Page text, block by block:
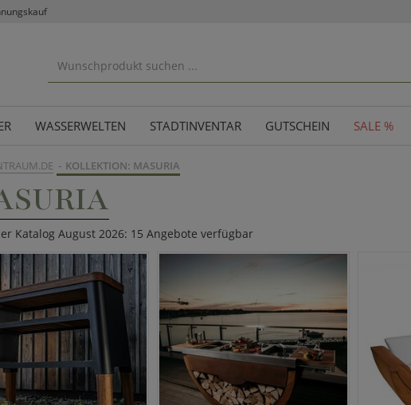
WASSERWELTEN STADTINVENTAR GUTSCHEIN SALE %
KOLLEKTION: MASURIA
Katalog August 2026: 15 Angebote verfügbar